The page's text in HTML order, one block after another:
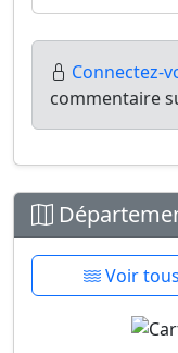
Connectez-
commentaire
Voir